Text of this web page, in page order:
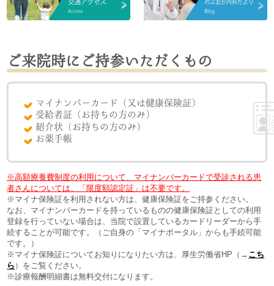
ご来院時にご持参いただくもの
マイナンバーカード（又は健康保険証）
受給者証（お持ちの方のみ）
紹介状（お持ちの方のみ）
お薬手帳
※高額療養費制度の利用について、マイナンバーカードで受診される患
者さんについては、「限度額認定証」は不要です。
※マイナ保険証を利用されない方は、健康保険証をご持参ください。
なお、マイナンバーカードを持っているものの健康保険証としての利用
登録を行っていない場合は、当院で設置しているカードリーダーから手
続することが可能です。（ご自身の「マイナポータル」からも手続可能
です。）
※マイナ保険証についてお知りになりたい方は、厚生労働省HP（→ こち
ら ）をご覧ください。
※診療報酬明細書は無料交付になります。